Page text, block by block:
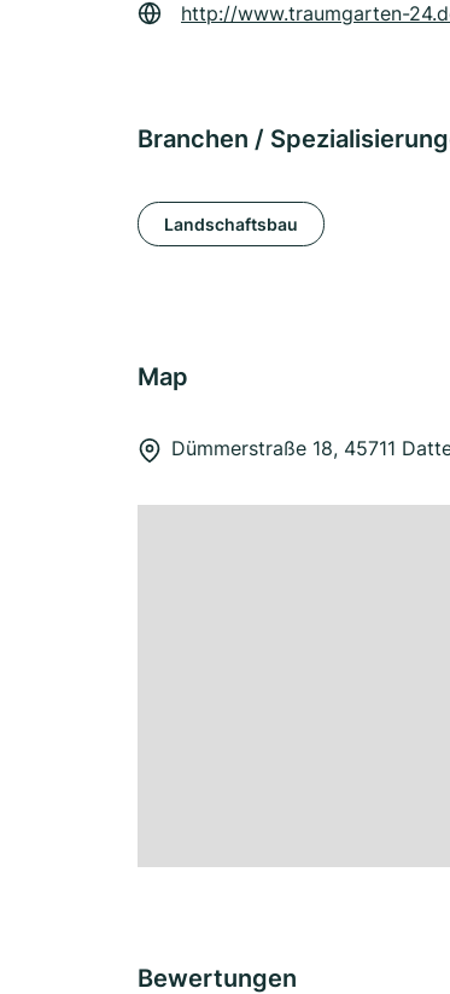
http://www.traumgarten-
Branchen /
Landschaftsbau
Map
Dümmerstraße 18, 45711
Bewertungen